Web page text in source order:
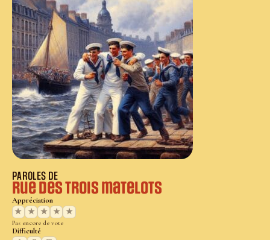
PAROLES DE
Rue des trois matelots
Appréciation
★
★ ★ ★ ★
Pas encore de vote
Difficulté